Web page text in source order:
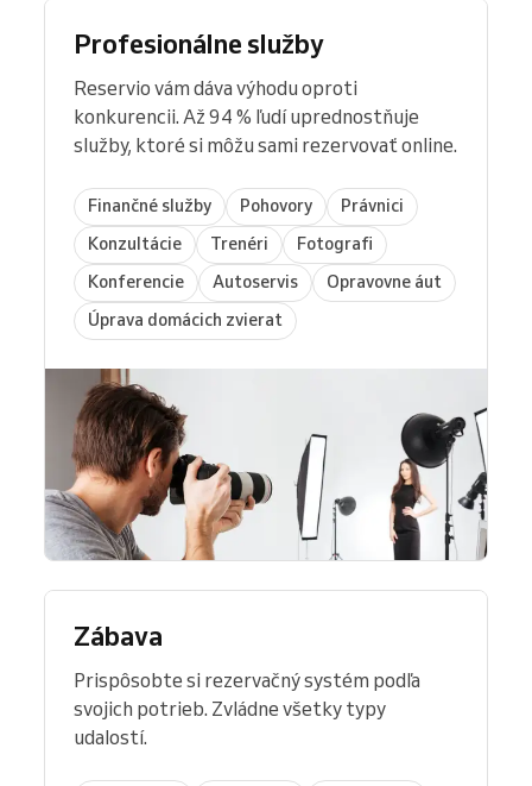
Profesionálne služby
Reservio vám dáva výhodu oproti
konkurencii. Až 94 % ľudí uprednostňuje
služby, ktoré si môžu sami rezervovať online.
Finančné služby Pohovory
Právnici
Konzultácie
Trenéri
Fotografi
Konferencie
Autoservis
Opravovne áut
Úprava domácich zvierat
Zábava
Prispôsobte si rezervačný systém podľa
svojich potrieb. Zvládne všetky typy
udalostí.